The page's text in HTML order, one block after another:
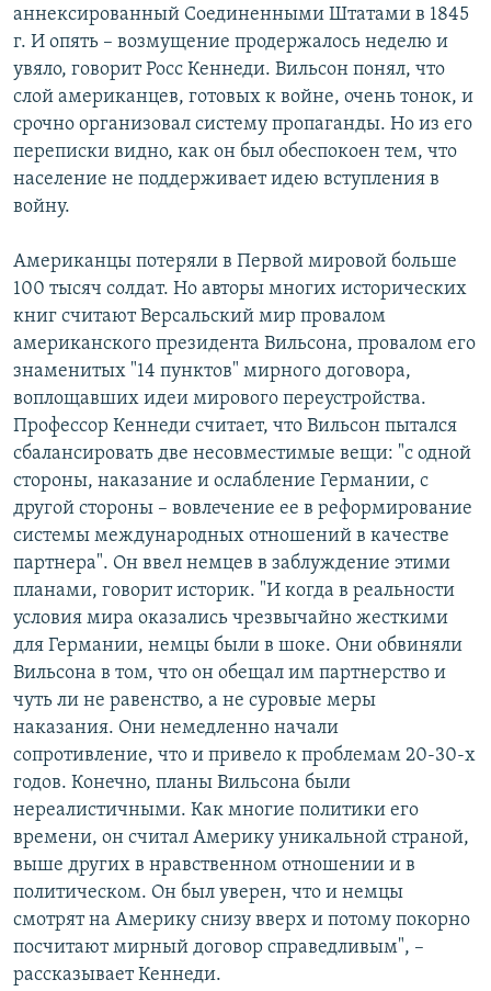
аннексированный Соединенными Штатами в 1845
г. И опять – возмущение продержалось неделю и
увяло, говорит Росс Кеннеди. Вильсон понял, что
слой американцев, готовых к войне, очень тонок, и
срочно организовал систему пропаганды. Но из его
переписки видно, как он был обеспокоен тем, что
население не поддерживает идею вступления в
войну.
Американцы потеряли в Первой мировой больше
100 тысяч солдат. Но авторы многих исторических
книг считают Версальский мир провалом
американского президента Вильсона, провалом его
знаменитых "14 пунктов" мирного договора,
воплощавших идеи мирового переустройства.
Профессор Кеннеди считает, что Вильсон пытался
сбалансировать две несовместимые вещи: "с одной
стороны, наказание и ослабление Германии, с
другой стороны – вовлечение ее в реформирование
системы международных отношений в качестве
партнера". Он ввел немцев в заблуждение этими
планами, говорит историк. "И когда в реальности
условия мира оказались чрезвычайно жесткими
для Германии, немцы были в шоке. Они обвиняли
Вильсона в том, что он обещал им партнерство и
чуть ли не равенство, а не суровые меры
наказания. Они немедленно начали
сопротивление, что и привело к проблемам 20-30-х
годов. Конечно, планы Вильсона были
нереалистичными. Как многие политики его
времени, он считал Америку уникальной страной,
выше других в нравственном отношении и в
политическом. Он был уверен, что и немцы
смотрят на Америку снизу вверх и потому покорно
посчитают мирный договор справедливым", –
рассказывает Кеннеди.